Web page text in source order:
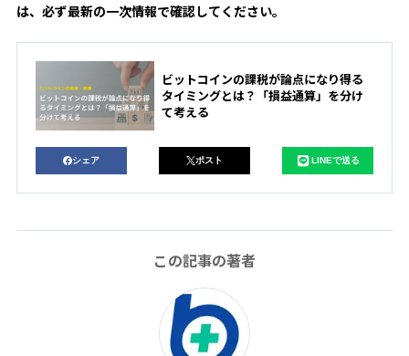
は、必ず最新の一次情報で確認してください。
ビットコインの課税が論点になり得る
タイミングとは？「損益通算」を分け
て考える
シェア ポスト LINEで送る
この記事の著者